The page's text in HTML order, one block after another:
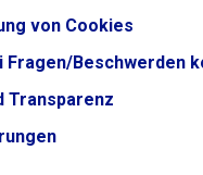
von Cookies
Fragen/Beschwerden
Transparenz